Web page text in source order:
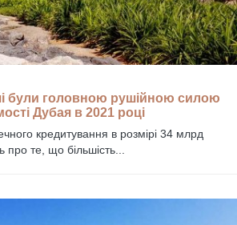
були головною рушійною силою
Дубая в 2021 році
кредитування в розмірі 34 млрд
про те, що більшість...